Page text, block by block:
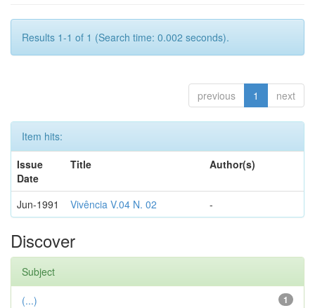
Results 1-1 of 1 (Search time: 0.002 seconds).
previous 1 next
Item hits:
Issue
Date
Title Author(s)
Jun-1991 Vivência V.04 N. 02 -
Discover
Subject
1
(...)